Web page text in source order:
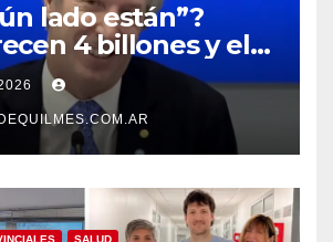
lado están”?
4 billones y el
del BCRA
con una risita
SALUD